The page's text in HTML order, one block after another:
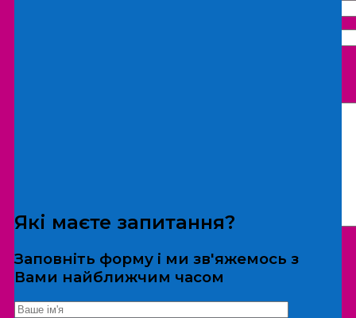
*Дані не передаються третім особам
Які маєте запитання?
Заповніть форму і ми зв'яжемось з
Вами найближчим часом